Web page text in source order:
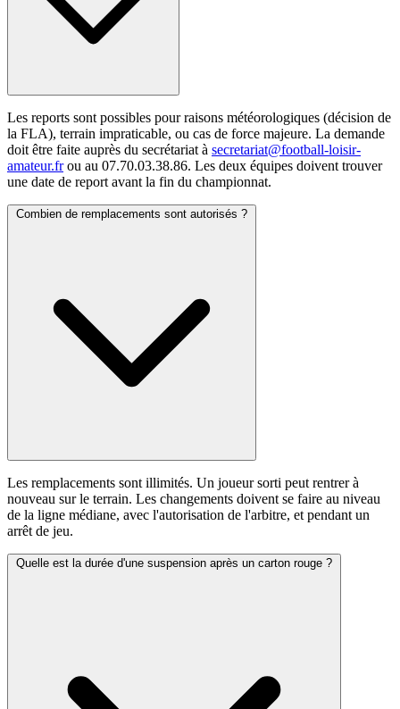
Les reports sont possibles pour raisons météorologiques (décision de
la FLA), terrain impraticable, ou cas de force majeure. La demande
doit être faite auprès du secrétariat à secretariat@football-loisir-
amateur.frou au 07.70.03.38.86. Les deux équipes doivent trouver
une date de report avant la fin du championnat.
Combien de remplacements sont autorisés ?
Les remplacements sont illimités. Un joueur sorti peut rentrer à
nouveau sur le terrain. Les changements doivent se faire au niveau
de la ligne médiane, avec l'autorisation de l'arbitre, et pendant un
arrêt de jeu.
Quelle est la durée d'une suspension après un carton rouge ?